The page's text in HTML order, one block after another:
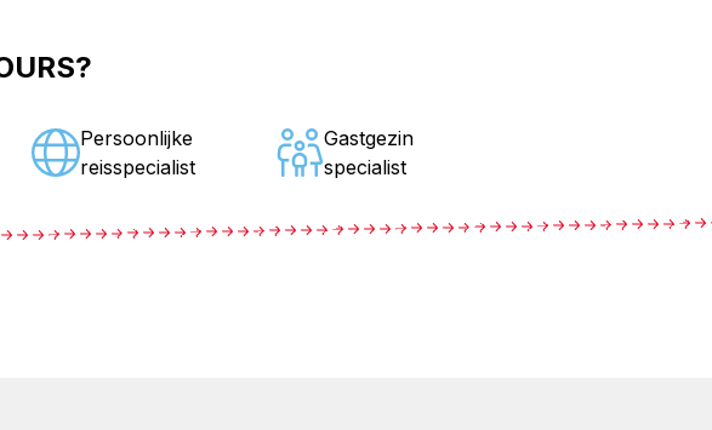
Persoonlijke
reisspecialist
Gastgezin
specialist